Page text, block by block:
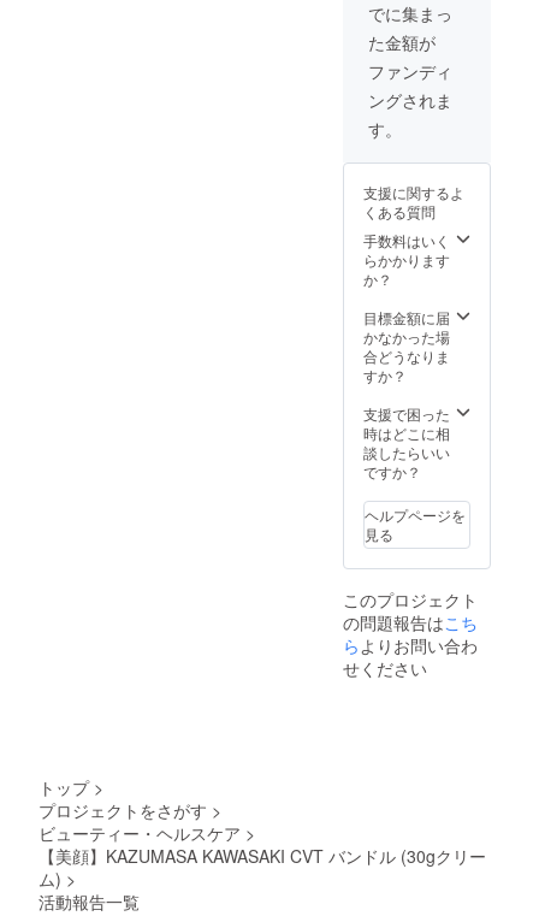
でに集まっ
た金額が
ファンディ
ングされま
す。
支援に関するよ
くある質問
手数料はいく
らかかります
か？
目標金額に届
かなかった場
合どうなりま
すか？
支援で困った
時はどこに相
談したらいい
ですか？
ヘルプページを
見る
このプロジェクト
の問題報告はこち
らよりお問い合わ
せください
トップ >
プロジェクトをさがす >
ビューティー・ヘルスケア >
【美顔】KAZUMASA KAWASAKI CVT バンドル (30gクリー
ム) >
活動報告一覧